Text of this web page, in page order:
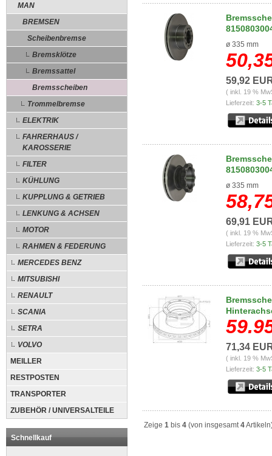
MAN
BREMSEN
Scheibenbremse
Bremsklötze
Bremssattel
Bremsscheiben
Trommelbremse
ELEKTRIK
FAHRERHAUS /
KAROSSERIE
FILTER
KÜHLUNG
KUPPLUNG & GETRIEB
LENKUNG & ACHSEN
MOTOR
RAHMEN & FEDERUNG
MERCEDES BENZ
MITSUBISHI
RENAULT
SCANIA
SETRA
VOLVO
MEILLER
RESTPOSTEN
TRANSPORTER
ZUBEHÖR / UNIVERSALTEILE
Schnellkauf
ø 335 mm
59,92
( inkl. 19 %
Lieferzeit: 3-5
ø 335 mm
69,91
( inkl. 19 %
Lieferzeit: 3-5
71,34
( inkl. 19 %
Lieferzeit: 3-5
Zeige 1 bis 4 (von insgesamt4